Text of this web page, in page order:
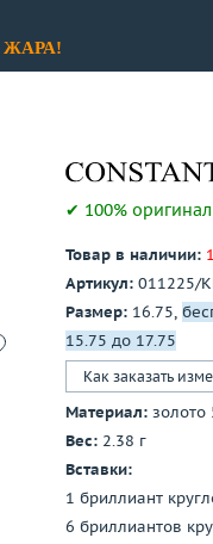
ЖАРА!
✔ 100% оригинал
Товар в наличии:
Артикул: 011225/
Размер: 16.75,
15.75 до 17.75
Как заказать
Материал: золото
Вес: 2.38 г
Вставки:
1 бриллиант
6 бриллиантов